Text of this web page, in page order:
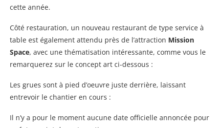
cette année.
Côté restauration, un nouveau restaurant de type service à
table est également attendu près de l’attraction Mission
Space, avec une thématisation intéressante, comme vous le
remarquerez sur le concept art ci-dessous :
Les grues sont à pied d’oeuvre juste derrière, laissant
entrevoir le chantier en cours :
Il n’y a pour le moment aucune date officielle annoncée pour